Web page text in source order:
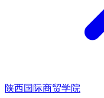
陕西国际商贸学院